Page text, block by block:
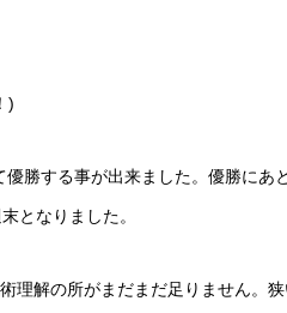
)
勝する事が出来ました。優勝に
となりました。
理解の所がまだまだ足りません。